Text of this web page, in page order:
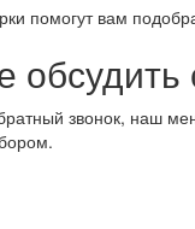
помогут вам
обсудить
звонок, наш